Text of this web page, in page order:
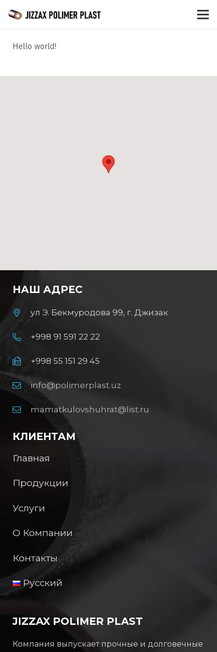
Hello world!
НАШ АДРЕС
ул Э. Бекмуродова 99, г. Джизак
+998 91 591 22 22
+998 55 151 29 45
info@polimerplast.uz
mamatkulovshuhrat@list.ru
КЛИЕНТАМ
Главная
Продукции
Услуги
О Компании
Контакты
Русский
JIZZAX POLIMER PLAST
Компания выпускает прочные и долговечные